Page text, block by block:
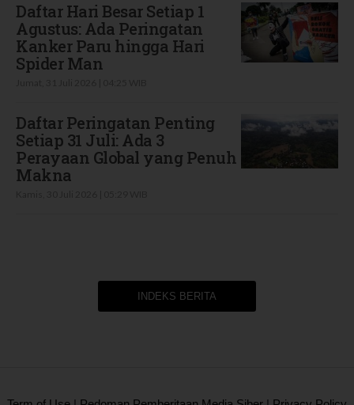
Daftar Hari Besar Setiap 1
Agustus: Ada Peringatan
Kanker Paru hingga Hari
Spider Man
Daftar Peringatan Penting
Setiap 31 Juli: Ada 3
Perayaan Global yang Penuh
Makna
INDEKS BERITA